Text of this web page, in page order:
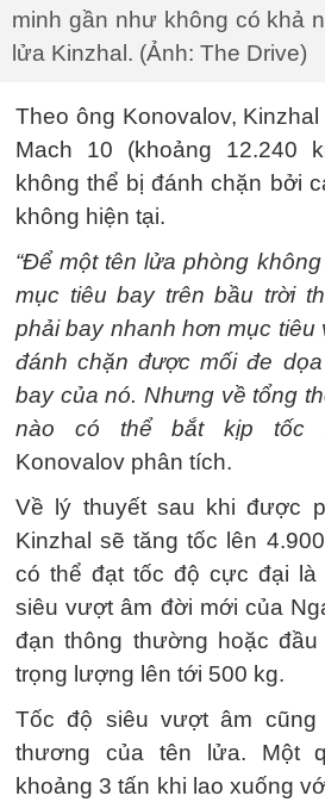
minh gần như không có khả
lửa Kinzhal. (Ảnh: The Drive)
Theo ông Konovalov,
Mach 10 (khoảng 12.240
không thể bị đánh chặn bởi
không hiện tại.
“Để một tên lửa phòng
mục tiêu bay trên bầu trời
phải bay nhanh hơn mục tiêu
đánh chặn được mối đe
bay của nó. Nhưng về tổng
nào có thể bắt kịp tốc
Konovalov phân tích.
Về lý thuyết sau khi được
Kinzhal sẽ tăng tốc lên
có thể đạt tốc độ cực đại là
siêu vượt âm đời mới của
đạn thông thường hoặc
trọng lượng lên tới 500 kg.
Tốc độ siêu vượt âm
thương của tên lửa. Một
khoảng 3 tấn khi lao xuống